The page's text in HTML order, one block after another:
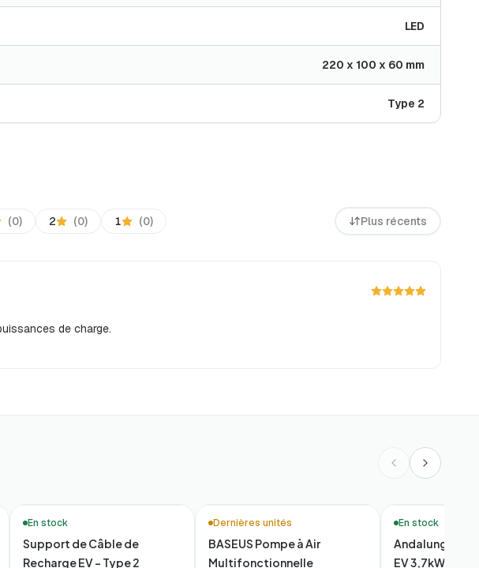
LED
220 x 100 x 60 mm
Type 2
(0) 2 (0) 1 (0) Plus récents
de charge.
En stock
Support de Câble de
Recharge EV – Type 2
Dernières unités
BASEUS Pompe à Air
Multifonctionnelle
En stock
Andalung
EV 3,7kW |